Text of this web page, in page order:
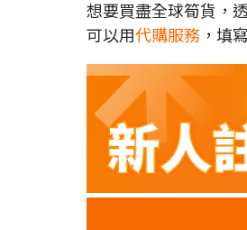
想要買盡全球筍貨，
可以用代購服務 ，填